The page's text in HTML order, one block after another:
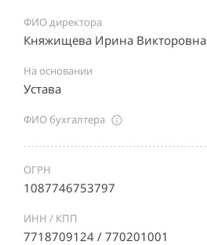
ФИО директора
Княжищева Ирина Викторовна
На основании
Устава
ФИО бухгалтера
ОГРН
1087746753797
ИНН / КПП
7718709124 / 770201001